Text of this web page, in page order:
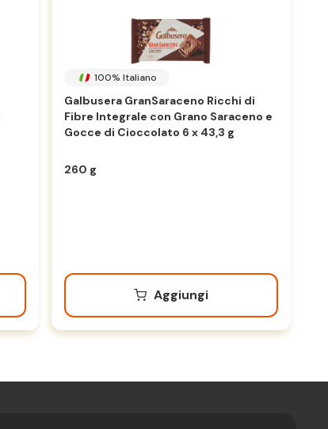
100% Italiano
Galbusera GranSaraceno Ricchi di
Fibre Integrale con Grano Saraceno e
Gocce di Cioccolato 6 x 43,3 g
260 g
Aggiungi